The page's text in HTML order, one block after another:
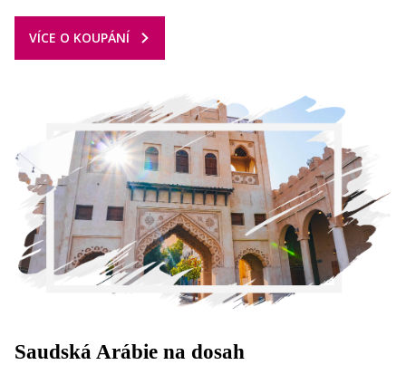
VÍCE O KOUPÁNÍ
Saudská Arábie na dosah